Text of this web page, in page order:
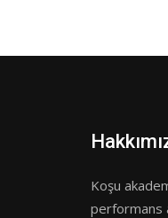
Koşu
performans